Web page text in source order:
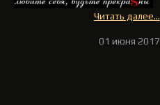
Читать далее...
01 июня 2017